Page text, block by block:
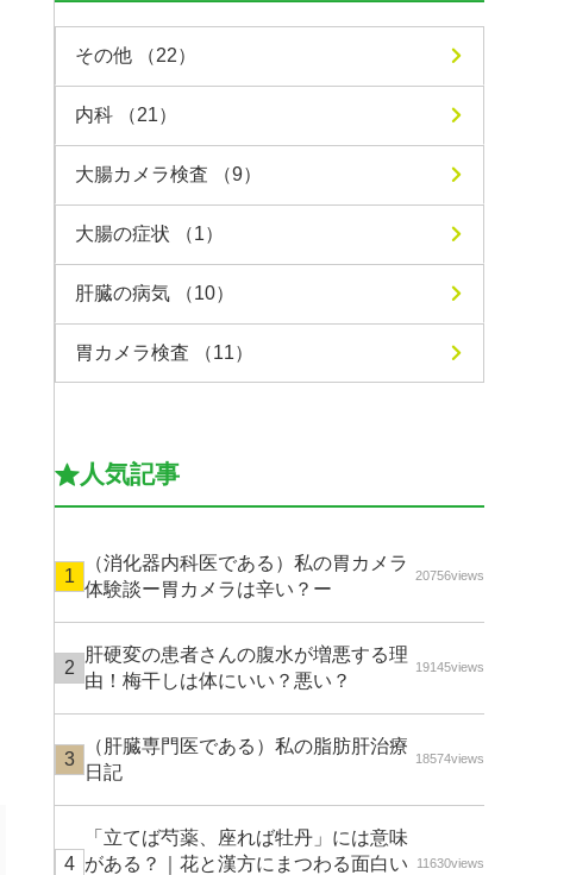
その他 （22）
内科 （21）
大腸カメラ検査 （9）
大腸の症状 （1）
肝臓の病気 （10）
胃カメラ検査 （11）
人気記事
（消化器内科医である）私の胃カメラ
体験談ー胃カメラは辛い？ー
20756views
肝硬変の患者さんの腹水が増悪する理
由！梅干しは体にいい？悪い？
19145views
（肝臓専門医である）私の脂肪肝治療
日記
18574views
「立てば芍薬、座れば牡丹」には意味
がある？｜花と漢方にまつわる面白い
11630views